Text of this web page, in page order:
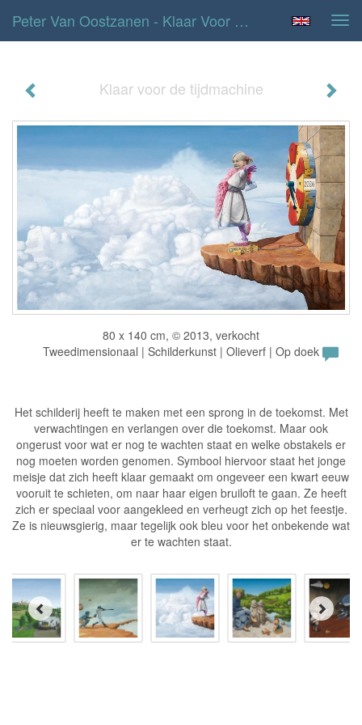
Peter Van Oostzanen - Klaar Voor De Tijdmachine
Klaar voor de tijdmachine
80 x 140 cm, © 2013, verkocht
Tweedimensionaal | Schilderkunst | Olieverf | Op doek
Het schilderij heeft te maken met een sprong in de toekomst. Met
verwachtingen en verlangen over die toekomst. Maar ook
ongerust voor wat er nog te wachten staat en welke obstakels er
nog moeten worden genomen. Symbool hiervoor staat het jonge
meisje dat zich heeft klaar gemaakt om ongeveer een kwart eeuw
vooruit te schieten, om naar haar eigen bruiloft te gaan. Ze heeft
zich er speciaal voor aangekleed en verheugt zich op het feestje.
Ze is nieuwsgierig, maar tegelijk ook bleu voor het onbekende wat
er te wachten staat.